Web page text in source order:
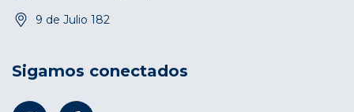
9 de Julio 182
Sigamos conectados